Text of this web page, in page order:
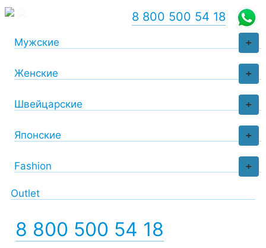
+
Мужские
+
Женские
+
Швейцарские
+
Японские
+
Fashion
Outlet
8 800 500 54 18
8 800 500 54 18